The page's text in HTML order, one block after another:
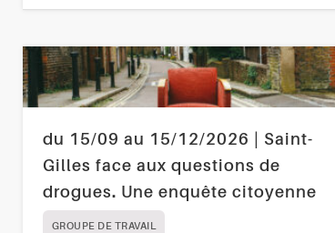
du 15/09 au 15/12/2026 | Saint-
Gilles face aux questions de
drogues. Une enquête citoyenne
GROUPE DE TRAVAIL